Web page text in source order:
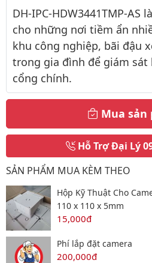
DH-IPC-HDW3441TMP-AS
cho những nơi tiềm ẩn
khu công nghiệp, bãi đậu
trong gia đình để giám sát
cổng chính.
Mua sản
Hỗ Trợ Đại Lý
SẢN PHẨM MUA KÈM THEO
Hộp Kỹ Thuật Cho
110 x 110 x 5mm
15,000đ
Phí lắp đặt camera
200,000đ